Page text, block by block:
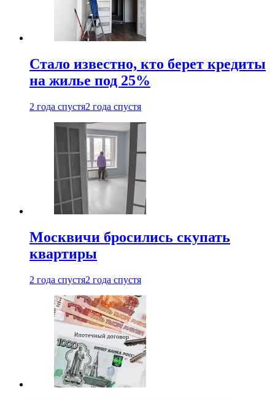
Стало известно, кто берет кредиты
на жилье под 25%
2 года спустя2 года спустя
Москвичи бросились скупать
квартиры
2 года спустя2 года спустя